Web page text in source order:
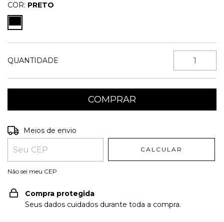
COR: PRETO
QUANTIDADE
Entregas para o CEP:
Meios de envio
CALCULAR
Não sei meu CEP
Compra protegida
Seus dados cuidados durante toda a compra.